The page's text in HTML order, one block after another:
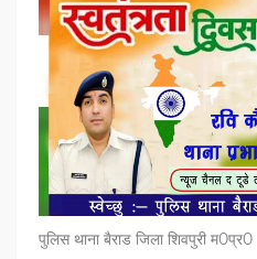
पुलिस थाना बैराड जिला शिवपुरी म0प्र0